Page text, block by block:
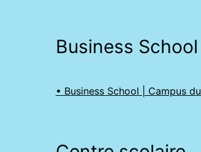
Business School
• Business School | Campus